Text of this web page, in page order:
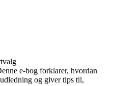
e-bog forklarer, hvordan
og giver tips til,